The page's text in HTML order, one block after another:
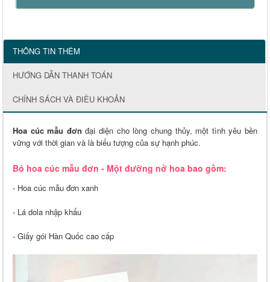
THÔNG TIN THÊM
HƯỚNG DẪN THANH TOÁN
CHÍNH SÁCH VÀ ĐIỀU KHOẢN
Hoa cúc mẫu đơnđại diện cho lòng chung thủy, một tình yêu bền
vững với thời gian và là biểu tượng của sự hạnh phúc.
Bó hoa cúc mẫu đơn - Một đường nở hoa bao gồm:
- Hoa cúc mẫu đơn xanh
- Lá dola nhập khẩu
- Giấy gói Hàn Quốc cao cấp